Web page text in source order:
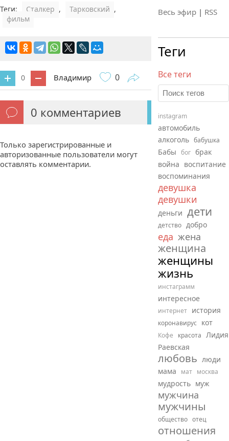
Теги: Сталкер , Тарковский ,
фильм
0 Владимир 0
0 комментариев
Только зарегистрированные и
авторизованные пользователи могут
оставлять комментарии.
Весь эфир | RSS
Теги
Все теги
instagram
автомобиль
алкоголь бабушка
Бабы бог брак
война воспитание
воспоминания
девушка
девушки
деньги дети
детство добро
еда жена
женщина
женщины
жизнь
инстаграмм
интересное
интернет история
коронавирус кот
Кофе красота Лидия
Раевская
любовь люди
мама
мат москва
мудрость муж
мужчина
мужчины
общество отец
отношения